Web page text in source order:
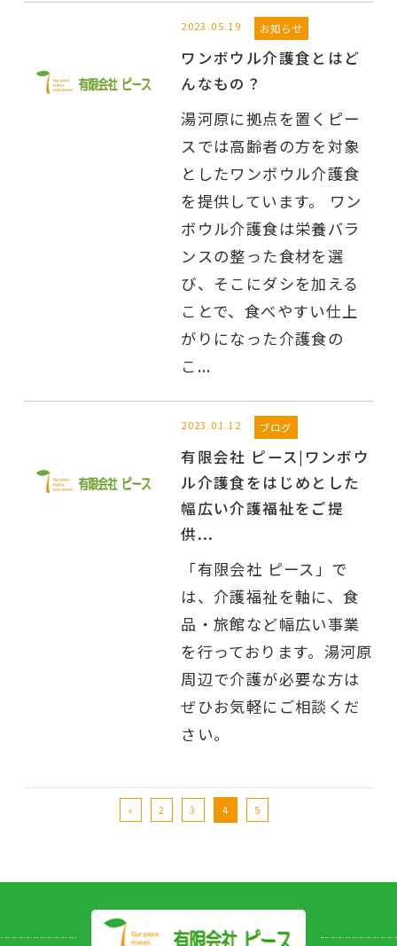
2023.05.19 お知らせ
ワンボウル介護食とはど
んなもの？
湯河原に拠点を置くピー
スでは高齢者の方を対象
としたワンボウル介護食
を提供しています。 ワン
ボウル介護食は栄養バラ
ンスの整った食材を選
び、そこにダシを加える
ことで、食べやすい仕上
がりになった介護食の
こ...
2023.01.12 ブログ
有限会社 ピース|ワンボウ
ル介護食をはじめとした
幅広い介護福祉をご提
供...
「有限会社 ピース」で
は、介護福祉を軸に、食
品・旅館など幅広い事業
を行っております。湯河原
周辺で介護が必要な方は
ぜひお気軽にご相談くだ
さい。
« 2 3 4 5